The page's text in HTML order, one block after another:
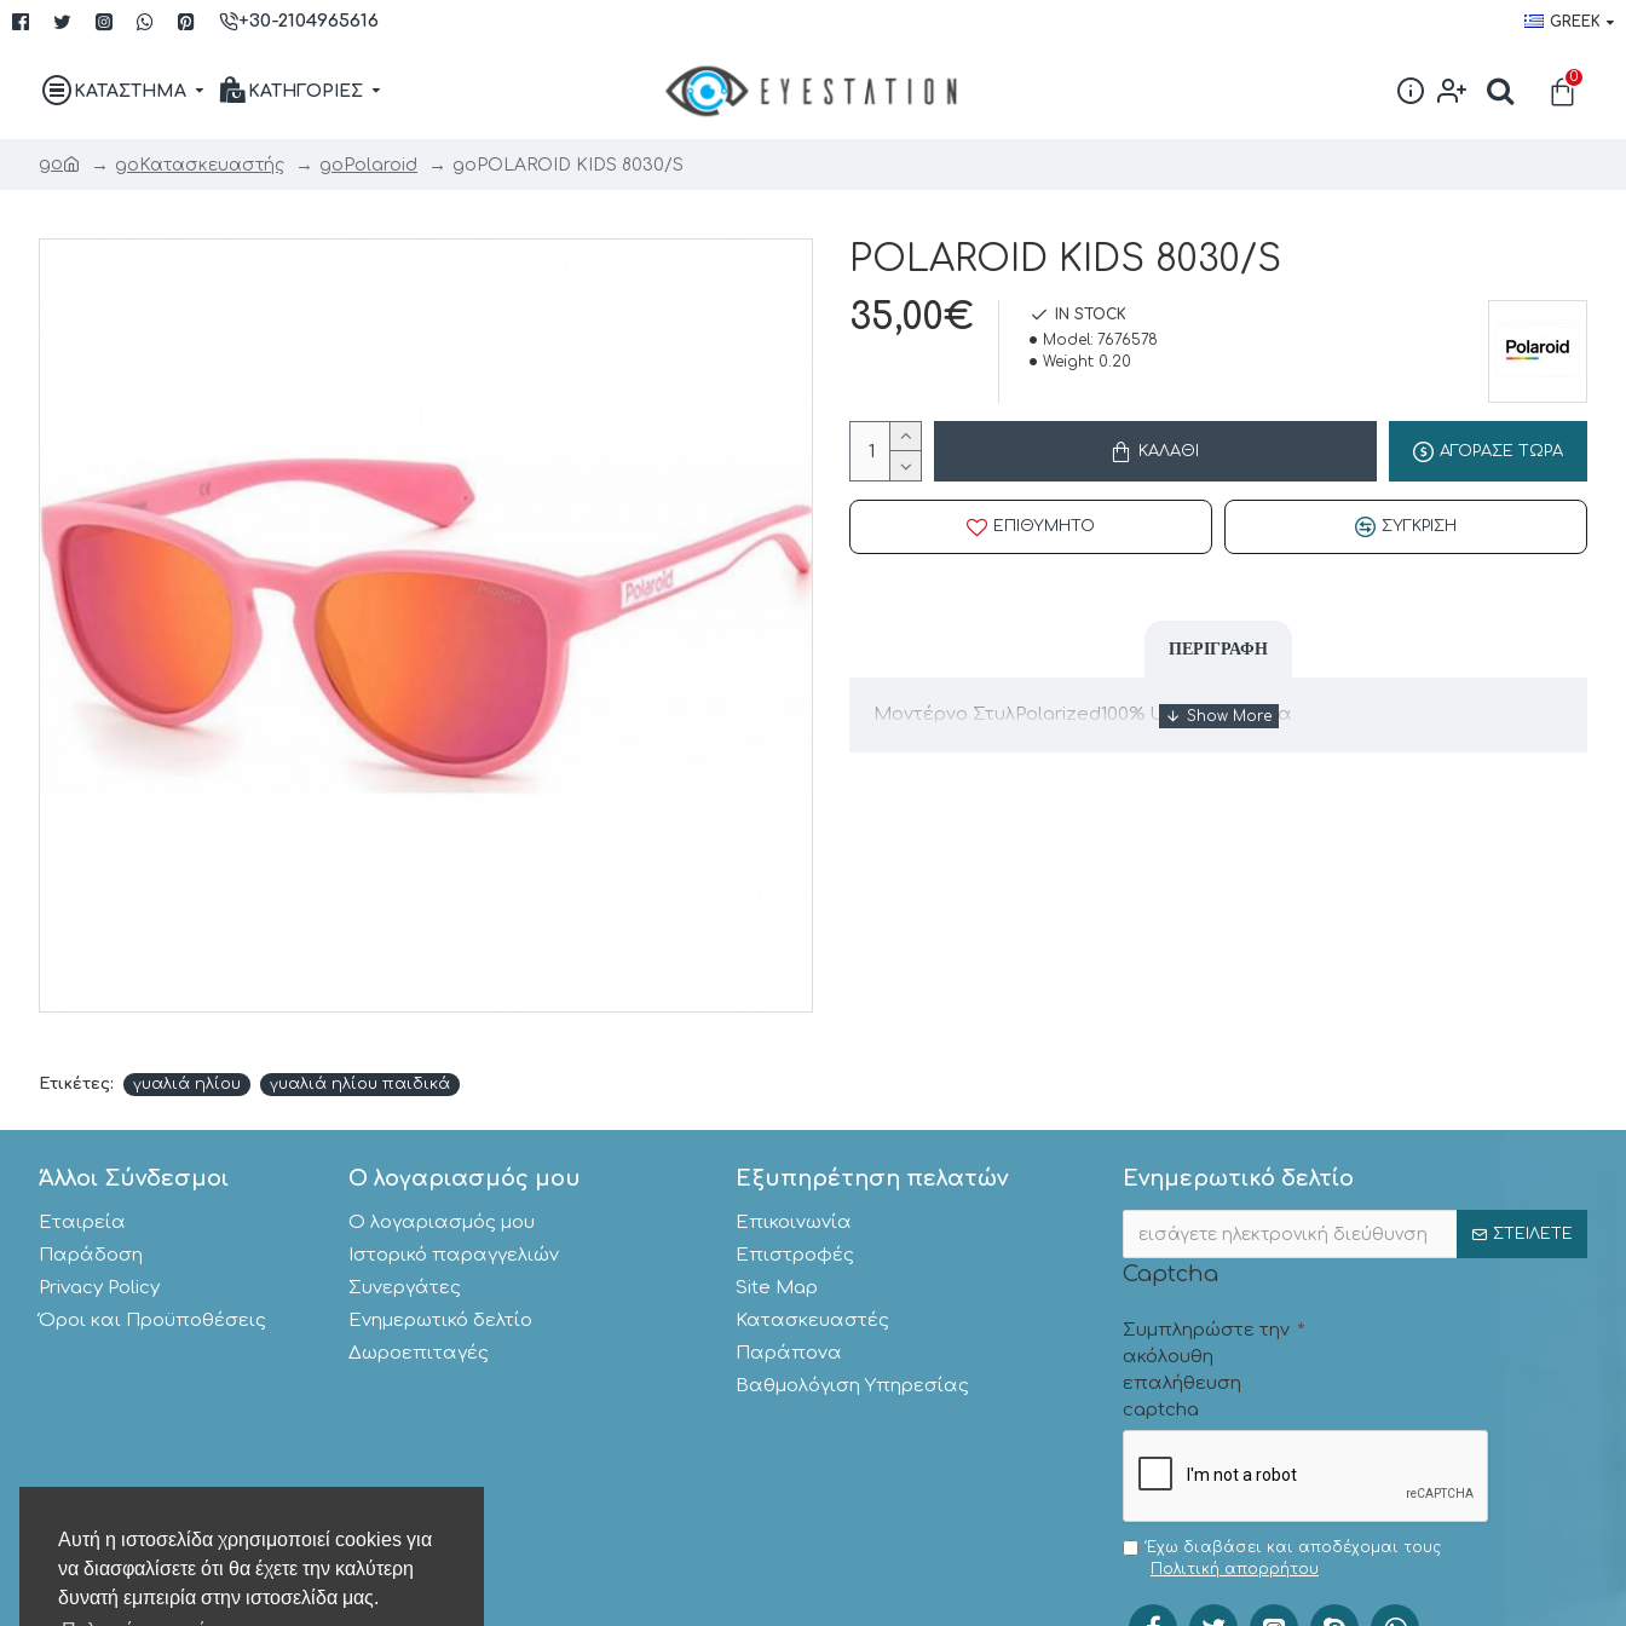
Αυτή η ιστοσελίδα χρησιμοποιεί cookies για
να διασφαλίσετε ότι θα έχετε την καλύτερη
δυνατή εμπειρία στην ιστοσελίδα μας.
+30-2104965616 GREEK
ΚΑΤΑΣΤΗΜΑ ΚΑΤΗΓΟΡΙΕΣ
search-
0
go go Κατασκευαστής go Polaroid go POLAROID KIDS 8030/S
POLAROID KIDS 8030/S
35,00€
IN STOCK
Model: 7676578
Weight: 0.20
ΚΑΛΆΘΙ ΑΓΟΡΑΣΕ ΤΩΡΑ
ΕΠΙΘΥΜΗΤΌ ΣΎΓΚΡΙΣΗ
ΠΕΡΙΓΡΑΦΉ
Μοντέρνο ΣτυλPolarized100% UV Προστασία
Ετικέτες: γυαλιά ηλίου γυαλιά ηλίου παιδικά
Άλλοι Σύνδεσμοι
Εταιρεία
Παράδοση
Privacy Policy
Όροι και Προϋποθέσεις
Ο λογαριασμός μου
Ο λογαριασμός μου
Ιστορικό παραγγελιών
Συνεργάτες
Ενημερωτικό δελτίο
Δωροεπιταγές
Εξυπηρέτηση πελατών
Επικοινωνία
Επιστροφές
Site Map
Κατασκευαστές
Παράπονα
Βαθμολόγιση Υπηρεσίας
Ενημερωτικό δελτίο
ΣΤΕΊΛΕΤΕ
Captcha
Συμπληρώστε την
ακόλουθη
επαλήθευση
captcha
Έχω διαβάσει και αποδέχομαι τους
Πολιτική απορρήτου